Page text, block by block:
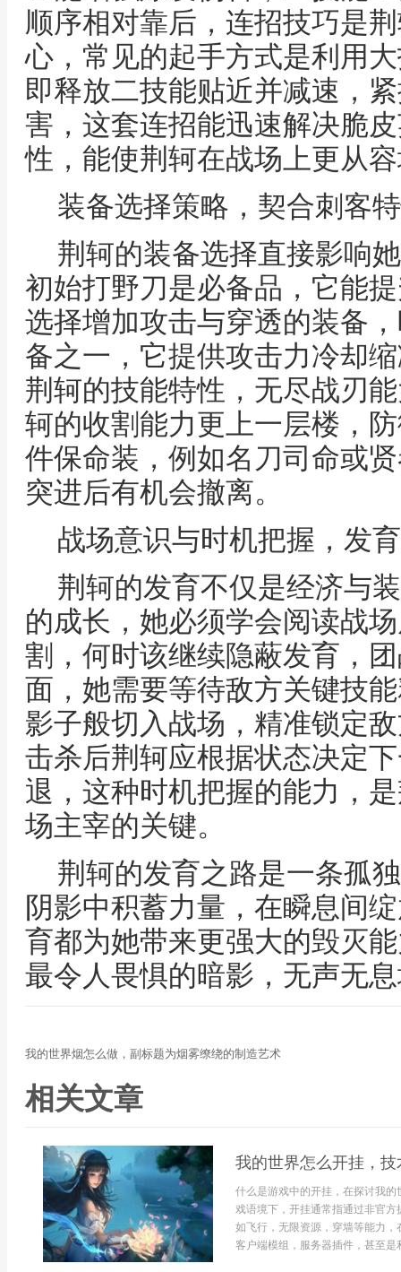
顺序相对靠后，连招技巧是
心，常见的起手方式是利用
即释放二技能贴近并减速，
害，这套连招能迅速解决脆
性，能使荆轲在战场上更从
装备选择策略，契合刺客
荆轲的装备选择直接影响
初始打野刀是必备品，它能
选择增加攻击与穿透的装备
备之一，它提供攻击力冷却
荆轲的技能特性，无尽战刃
轲的收割能力更上一层楼，
件保命装，例如名刀司命或
突进后有机会撤离。
战场意识与时机把握，发
荆轲的发育不仅是经济与
的成长，她必须学会阅读战
割，何时该继续隐蔽发育，
面，她需要等待敌方关键技
影子般切入战场，精准锁定
击杀后荆轲应根据状态决定
退，这种时机把握的能力，
场主宰的关键。
荆轲的发育之路是一条孤
阴影中积蓄力量，在瞬息间
育都为她带来更强大的毁灭
最令人畏惧的暗影，无声无
我的世界烟怎么做，副标题为烟雾缭绕的制造艺术
相关文章
我的世界怎么开挂，
什么是游戏中的开挂，在探讨我
戏语境下，开挂通常指通过非官
如飞行，无限资源，穿墙等能力
客户端模组，服务器插件，甚至是